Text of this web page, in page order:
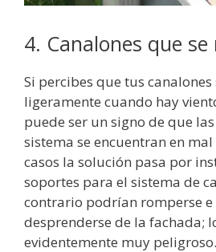
4. Canalones que se
Si percibes que tus canalones
ligeramente cuando hay
puede ser un signo de que
sistema se encuentran en mal
casos la solución pasa por
soportes para el sistema de
contrario podrían romperse
desprenderse de la fachada;
evidentemente muy peligroso.